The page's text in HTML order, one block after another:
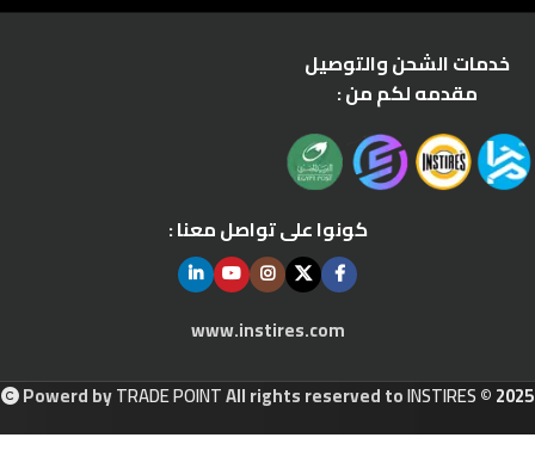
خدمات الشحن والتوصيل
مقدمه لكم من :
كونوا على تواصل معنا :
www.instires.com
Powerd byTRADE POINTAll rights reserved toINSTIRES© 2025